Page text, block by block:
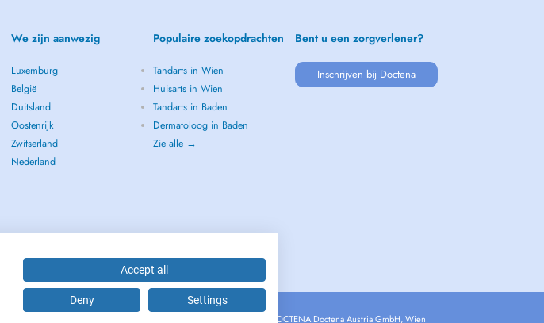
We zijn aanwezig
Luxemburg
België
Duitsland
Oostenrijk
Zwitserland
Nederland
Populaire zoekopdrachten
Tandarts in Wien
Huisarts in Wien
Tandarts in Baden
Dermatoloog in Baden
Zie alle →
Bent u een zorgverlener?
Inschrijven bij Doctena
Copyright © 2026 - DOCTENA Doctena Austria GmbH, Wien
Accept all
Deny Settings